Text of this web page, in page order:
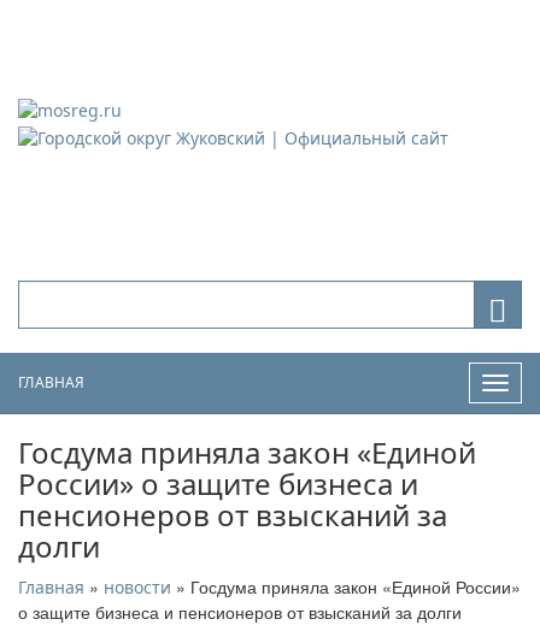
ГЛАВНАЯ
Госдума приняла закон «Единой
России» о защите бизнеса и
пенсионеров от взысканий за
долги
Главная » новости » Госдума приняла закон «Единой России»
о защите бизнеса и пенсионеров от взысканий за долги